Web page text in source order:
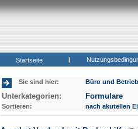
Startseite |
Sie sind hier: Büro und Betrieb
Unterkategorien: Formulare
Sortieren: nach akutellen